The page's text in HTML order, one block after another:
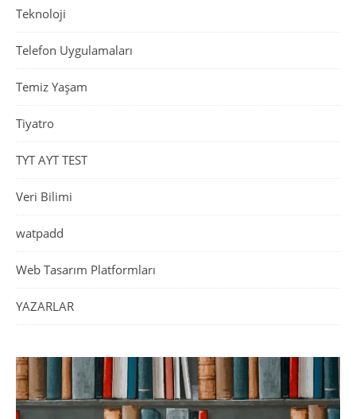
Teknoloji
Telefon Uygulamaları
Temiz Yaşam
Tiyatro
TYT AYT TEST
Veri Bilimi
watpadd
Web Tasarım Platformları
YAZARLAR